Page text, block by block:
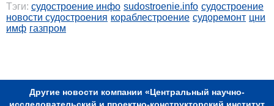
Тэги: судостроение инфо sudostroenie.info судостроение
новости судостроения кораблестроение судоремонт цни
имф газпром
Другие новости компании «Центральный научно-